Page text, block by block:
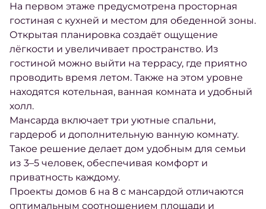
На первом этаже предусмотрена просторная
гостиная с кухней и местом для обеденной зоны.
Открытая планировка создаёт ощущение
лёгкости и увеличивает пространство. Из
гостиной можно выйти на террасу, где приятно
проводить время летом. Также на этом уровне
находятся котельная, ванная комната и удобный
холл.
Мансарда включает три уютные спальни,
гардероб и дополнительную ванную комнату.
Такое решение делает дом удобным для семьи
из 3–5 человек, обеспечивая комфорт и
приватность каждому.
Проекты домов 6 на 8 с мансардой отличаются
оптимальным соотношением площади и